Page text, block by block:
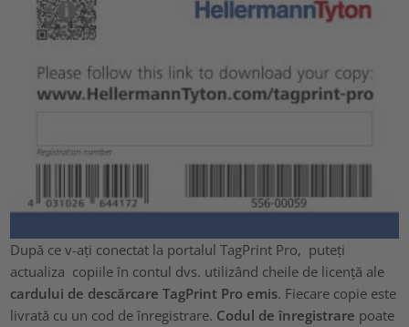
După ce v-ați conectat la portalul TagPrint Pro, puteți
actualiza copiile în contul dvs. utilizând cheile de licență ale
cardului de descărcare TagPrint Pro emis. Fiecare copie este
livrată cu un cod de înregistrare. Codul de înregistrare poate